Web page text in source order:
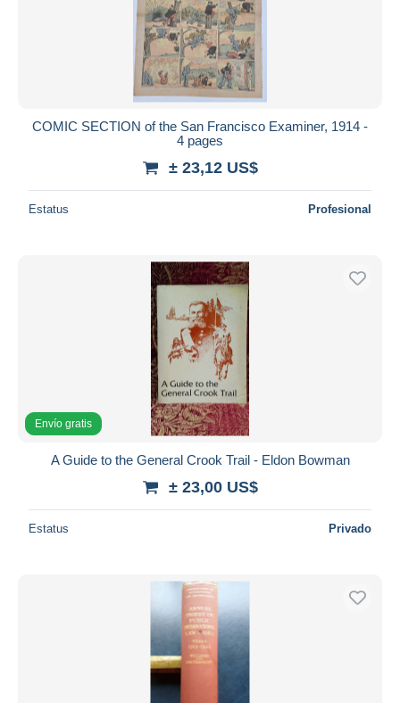
COMIC SECTION of the San Francisco Examiner, 1914 -
4 pages
± 23,12 US$
Estatus Profesional
Envío gratis
A Guide to the General Crook Trail - Eldon Bowman
± 23,00 US$
Estatus Privado